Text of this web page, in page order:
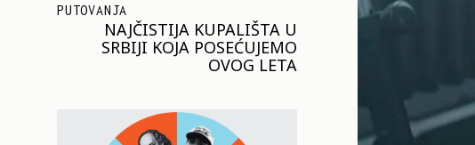
PUTOVANJA
NAJČISTIJA KUPALIŠTA U
SRBIJI KOJA POSEĆUJEMO
OVOG LETA